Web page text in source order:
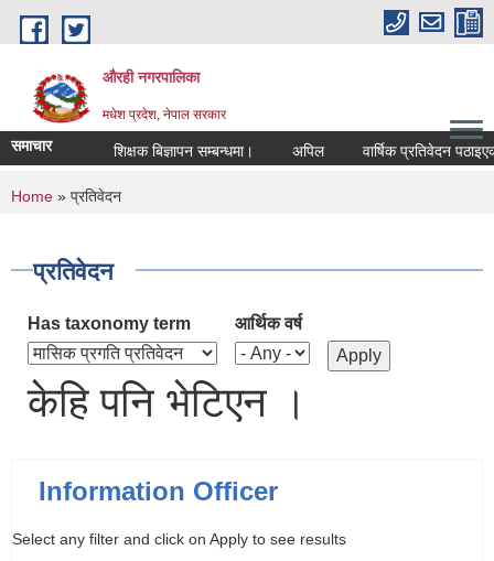
Skip to main content
औरही नगरपालिका
मधेश प्रदेश, नेपाल सरकार
समाचार शिक्षक बिज्ञापन सम्बन्धमा। अपिल वार्षिक प्रतिवेदन
You are here
Home » प्रतिवेदन
प्रतिवेदन
Has taxonomy term आर्थिक वर्ष
केहि पनि भेटिएन ।
Information Officer
Select any filter and click on Apply to see results